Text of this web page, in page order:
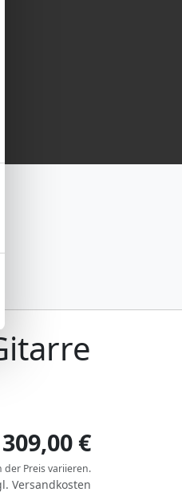
309,00 €
der Preis variieren.
Versandkosten